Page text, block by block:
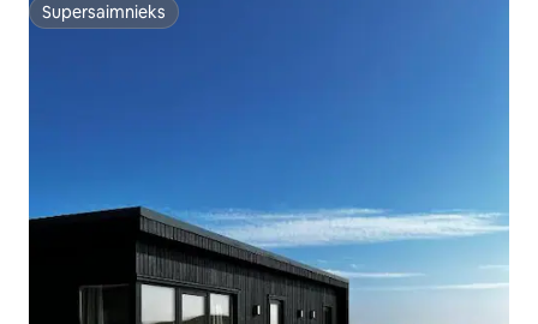
Supersaimnieks
Supersaimnieks